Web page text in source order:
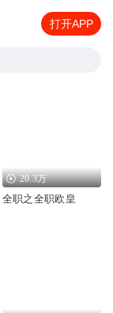
打开APP
20.3万
全职之全职欧皇